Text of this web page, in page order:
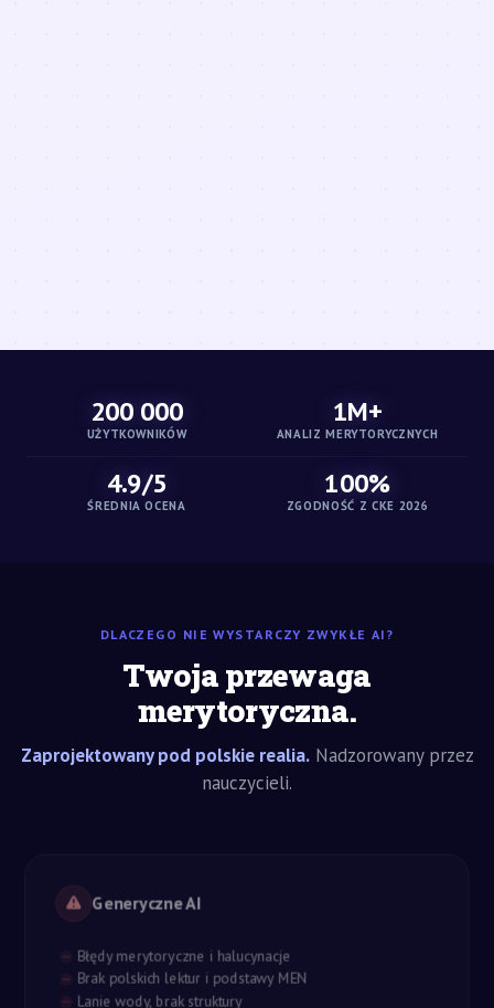
200 000
UŻYTKOWNIKÓW
1M+
ANALIZ MERYTORYCZNYCH
4.9/5
ŚREDNIA OCENA
100%
ZGODNOŚĆ Z CKE 2026
DLACZEGO NIE WYSTARCZY ZWYKŁE AI?
Twoja przewaga
merytoryczna.
Zaprojektowany pod polskie realia.Nadzorowany przez
nauczycieli.
Generyczne AI
Błędy merytoryczne i halucynacje
Brak polskich lektur i podstawy MEN
Lanie wody, brak struktury